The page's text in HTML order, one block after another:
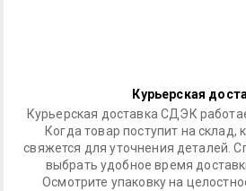
Курьерская
Курьерская доставка СДЭК
Когда товар поступит на склад,
свяжется для уточнения деталей.
выбрать удобное время
Осмотрите упаковку на